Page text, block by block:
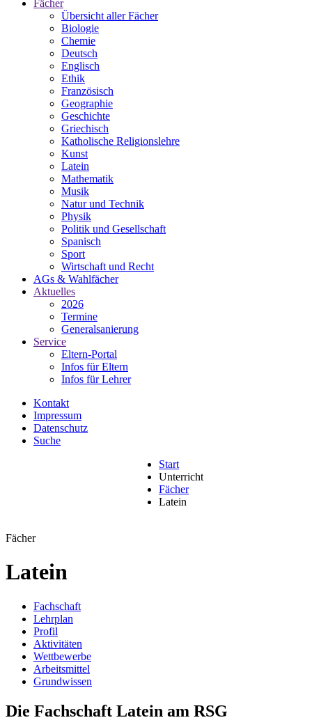
Fächer
Übersicht aller Fächer
Biologie
Chemie
Deutsch
Englisch
Ethik
Französisch
Geographie
Geschichte
Griechisch
Katholische Religionslehre
Kunst
Latein
Mathematik
Musik
Natur und Technik
Physik
Politik und Gesellschaft
Spanisch
Sport
Wirtschaft und Recht
AGs & Wahlfächer
Aktuelles
2026
Termine
Generalsanierung
Service
Eltern-Portal
Infos für Eltern
Infos für Lehrer
Kontakt
Impressum
Datenschutz
Suche
Start
Unterricht
Fächer
Latein
Fächer
Latein
Fachschaft
Lehrplan
Profil
Aktivitäten
Wettbewerbe
Arbeitsmittel
Grundwissen
Die Fachschaft Latein am RSG